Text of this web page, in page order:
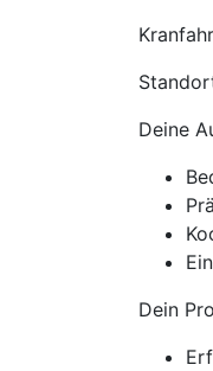
Deine
Dein